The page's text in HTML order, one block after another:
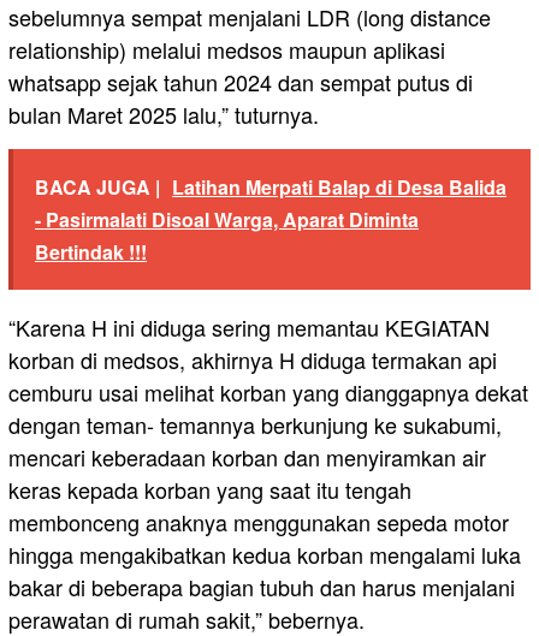
sebelumnya sempat menjalani LDR (long distance
relationship) melalui medsos maupun aplikasi
whatsapp sejak tahun 2024 dan sempat putus di
bulan Maret 2025 lalu,” tuturnya.
BACA JUGA | Latihan Merpati Balap di Desa Balida
- Pasirmalati Disoal Warga, Aparat Diminta
Bertindak !!!
“Karena H ini diduga sering memantau KEGIATAN
korban di medsos, akhirnya H diduga termakan api
cemburu usai melihat korban yang dianggapnya dekat
dengan teman- temannya berkunjung ke sukabumi,
mencari keberadaan korban dan menyiramkan air
keras kepada korban yang saat itu tengah
membonceng anaknya menggunakan sepeda motor
hingga mengakibatkan kedua korban mengalami luka
bakar di beberapa bagian tubuh dan harus menjalani
perawatan di rumah sakit,” bebernya.